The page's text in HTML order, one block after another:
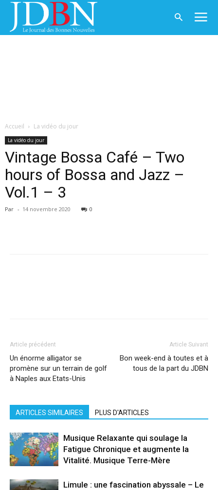
Accueil La vidéo du jour
La vidéo du jour
Vintage Bossa Café – Two
hours of Bossa and Jazz –
Vol.1 – 3
Par - 14 novembre 2020 0
Article précédent
Un énorme alligator se
promène sur un terrain de golf
à Naples aux Etats-Unis
Article Suivant
Bon week-end à toutes et à
tous de la part du JDBN
ARTICLES SIMILAIRES PLUS D'ARTICLES
Musique Relaxante qui soulage la
Fatigue Chronique et augmente la
Vitalité. Musique Terre-Mère
Limule : une fascination abyssale – Le